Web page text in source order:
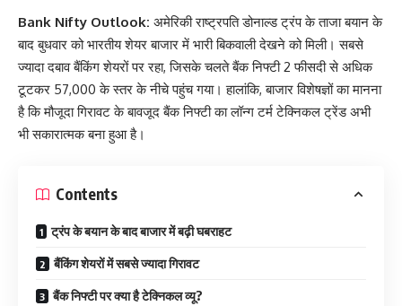
Bank Nifty Outlook: अमेरिकी राष्ट्रपति डोनाल्ड ट्रंप के ताजा बयान के
बाद बुधवार को भारतीय शेयर बाजार में भारी बिकवाली देखने को मिली। सबसे
ज्यादा दबाव बैंकिंग शेयरों पर रहा, जिसके चलते बैंक निफ्टी 2 फीसदी से अधिक
टूटकर 57,000 के स्तर के नीचे पहुंच गया। हालांकि, बाजार विशेषज्ञों का मानना
है कि मौजूदा गिरावट के बावजूद बैंक निफ्टी का लॉन्ग टर्म टेक्निकल ट्रेंड अभी
भी सकारात्मक बना हुआ है।
Contents
ट्रंप के बयान के बाद बाजार में बढ़ी घबराहट
बैंकिंग शेयरों में सबसे ज्यादा गिरावट
बैंक निफ्टी पर क्या है टेक्निकल व्यू?